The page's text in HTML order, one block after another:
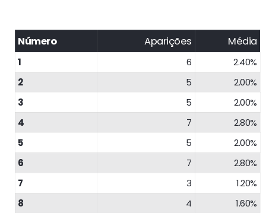
Número Aparições Média
1 6
2.40%
2
5
2.00%
3
5
2.00%
4
7
2.80%
5
5
2.00%
6
7
2.80%
7
3
1.20%
8
4
1.60%